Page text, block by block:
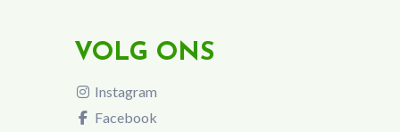
VOLG ONS
Instagram
Facebook